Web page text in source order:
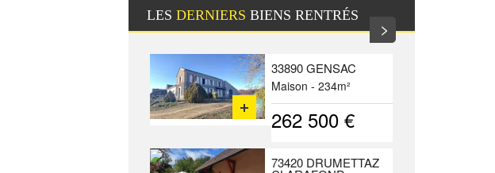
LESDERNIERS BIENS RENTRÉS
>
33890 GENSAC
Maison - 234m²
262 500 €
73420 DRUMETTAZ